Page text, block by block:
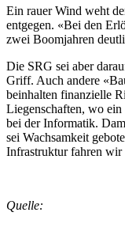
Ein rauer Wind weht
entgegen. «Bei den
zwei Boomjahren
Die SRG sei aber
Griff. Auch andere
beinhalten finanzielle
Liegenschaften, wo
bei der Informatik.
sei Wachsamkeit
Infrastruktur fahren
Quelle: